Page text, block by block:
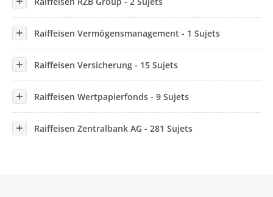
Raiffeisen Vermögensmanagement - 1 Sujets
Raiffeisen Versicherung - 15 Sujets
Raiffeisen Wertpapierfonds - 9 Sujets
Raiffeisen Zentralbank AG - 281 Sujets